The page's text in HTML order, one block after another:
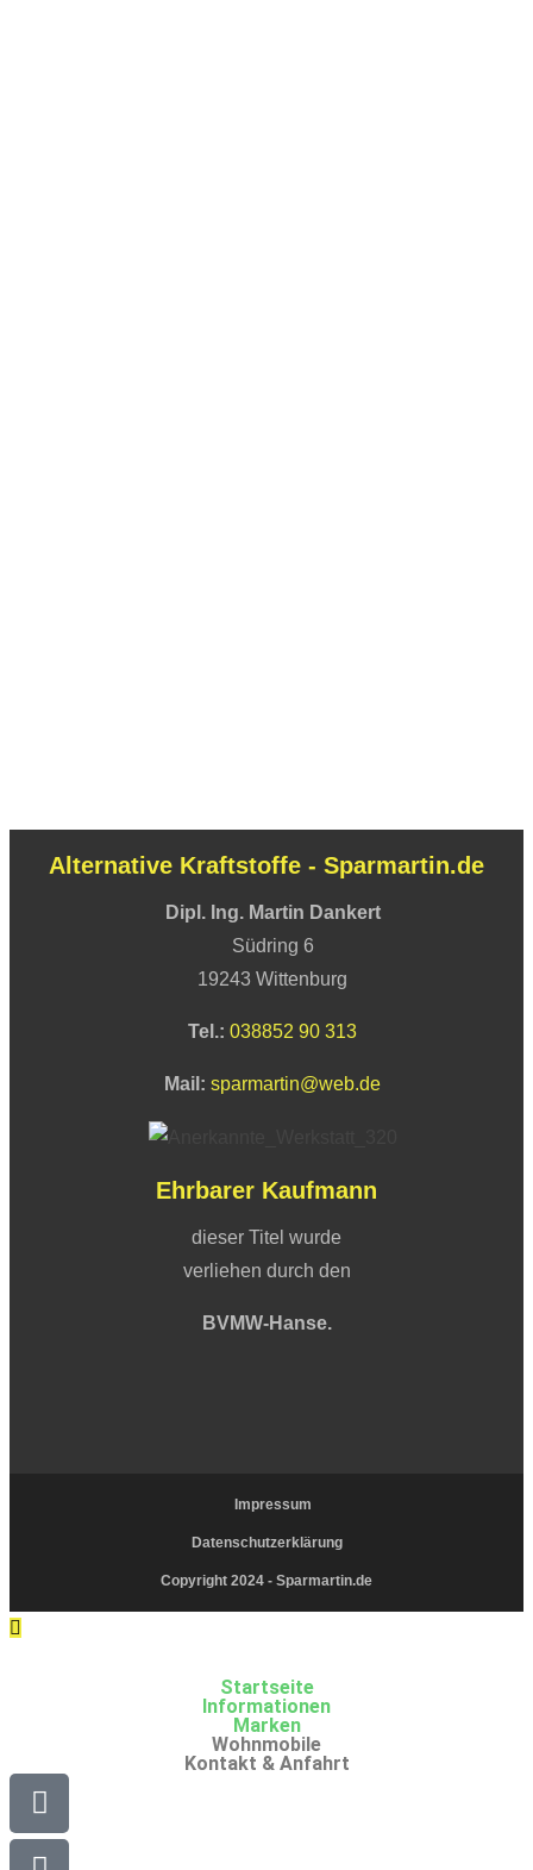
Alternative Kraftstoffe - Sparmartin.de
Dipl. Ing. Martin Dankert
Südring 6
19243 Wittenburg
Tel.: 038852 90 313
Mail: sparmartin@web.de
Ehrbarer Kaufmann
dieser Titel wurde
verliehen durch den
BVMW-Hanse.
Impressum
Datenschutzerklärung
Copyright 2024 - Sparmartin.de
Startseite
Informationen
Marken
Wohnmobile
Kontakt & Anfahrt